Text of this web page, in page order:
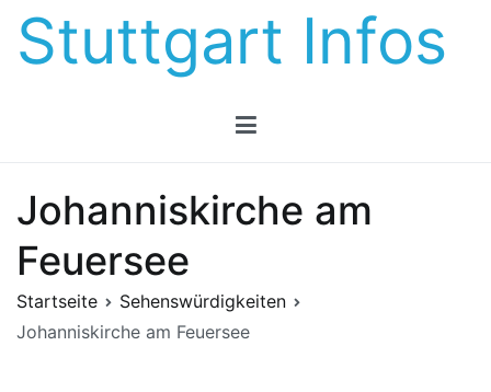
Stuttgart Infos
Johanniskirche am
Feuersee
Startseite
Sehenswürdigkeiten
Johanniskirche am Feuersee